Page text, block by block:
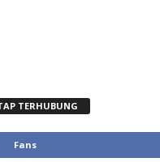
TERHUBUNG
Fans